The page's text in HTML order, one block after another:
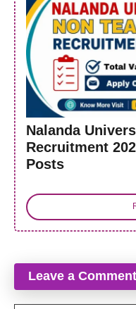
Nalanda
Recruitment
Posts
Leave a Comment